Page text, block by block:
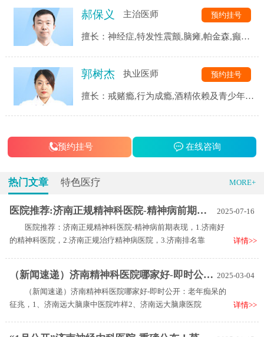
等精神心理疾病的诊断与治疗。
郝保义 主治医师
擅长：神经症,特发性震颤,脑瘫,帕金森,癫痫,
预约挂号
郭树杰 执业医师
擅长：戒赌瘾,行为成瘾,酒精依赖及青少年网
预约挂号
预约挂号 在线咨询
热门文章 特色医疗 MORE+
2025-07-16
医院推荐:济南正规精神科医院-精神病前期表现
医院推荐：济南正规精神科医院-精神病前期表现，1.济南好
的精神科医院，2.济南正规治疗精神病医院，3.济南排名靠
详情>>
2025-03-04
（新闻速递）济南精神科医院哪家好-即时公开：老年痴呆的征兆
（新闻速递）济南精神科医院哪家好-即时公开：老年痴呆的
征兆，1、济南远大脑康中医院咋样2、济南远大脑康医院
详情>>